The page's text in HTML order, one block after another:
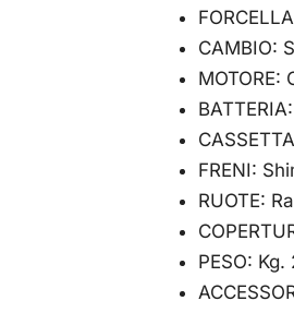
CAMBIO:
FRENI:
RUOTE:
PESO: